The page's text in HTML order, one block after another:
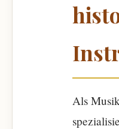
Als